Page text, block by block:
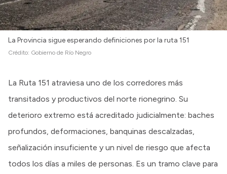
La Provincia sigue esperando definiciones por la ruta 151
Crédito: Gobierno de Río Negro
La Ruta 151 atraviesa uno de los corredores más
transitados y productivos del norte rionegrino. Su
deterioro extremo está acreditado judicialmente: baches
profundos, deformaciones, banquinas descalzadas,
señalización insuficiente y un nivel de riesgo que afecta
todos los días a miles de personas. Es un tramo clave para